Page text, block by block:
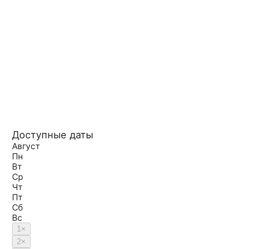
Доступные даты
Август
Пн
Вт
Ср
Чт
Пт
Сб
Вс
1×
2×